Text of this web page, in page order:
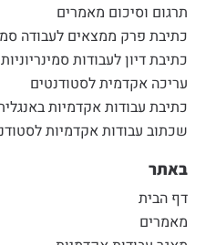
תרגום וסיכום מאמרים
כתיבת פרק ממצאים לעבודה
כתיבת דיון לעבודות סמינריוניות
עריכה אקדמית לסטודנטים
כתיבת עבודות אקדמיות
שכתוב עבודות אקדמיות
באתר
דף הבית
מאמרים